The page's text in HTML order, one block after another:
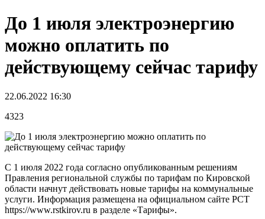
До 1 июля электроэнергию
можно оплатить по
действующему сейчас тарифу
22.06.2022 16:30
4323
С 1 июля 2022 года согласно опубликованным решениям
Правления региональной службы по тарифам по Кировской
области начнут действовать новые тарифы на коммунальные
услуги. Информация размещена на официальном сайте РСТ
https://www.rstkirov.ru в разделе «Тарифы».